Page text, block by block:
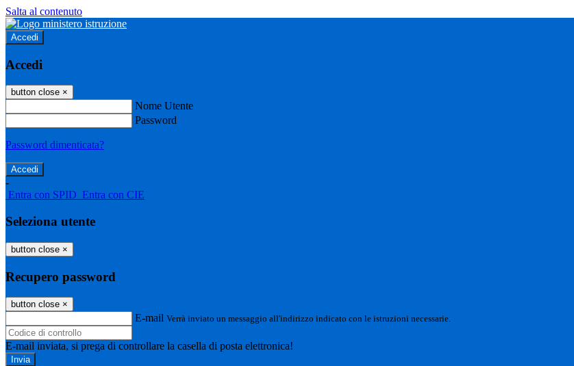
Salta al contenuto
Accedi
Accedi
button close ×
Nome Utente
Password
Password dimenticata?
-
Entra con SPID Entra con CIE
Seleziona utente
button close ×
Recupero password
button close ×
E-mail Verrà inviato un messaggio all'indirizzo indicato con le istruzioni necessarie.
E-mail inviata, si prega di controllare la casella di posta elettronica!